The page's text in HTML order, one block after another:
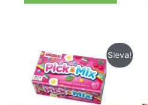
Sleva!
Původní
cena
byla:
434 Kč.
Aktuální
cena
je:
399 Kč.